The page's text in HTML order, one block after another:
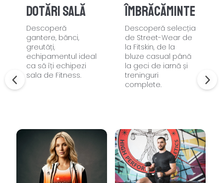
Dotări sală
Descoperă
gantere, bănci,
greutăți,
echipamentul ideal
ca să îți echipezi
sala de Fitness.
Îmbrăcăminte
Descoperă selecția
de Street-Wear de
la Fitskin, de la
bluze casual până
la geci de iarnă și
treninguri
complete.